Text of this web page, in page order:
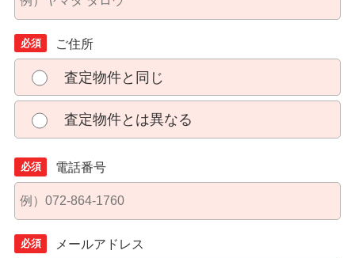
必須 ご住所
査定物件と同じ
査定物件とは異なる
必須 電話番号
必須 メールアドレス